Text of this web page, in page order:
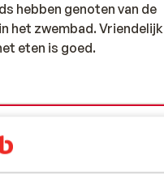
hebben genoten van de
het zwembad. Vriendelijk
eten is goed.
hebben genoten van de
het zwembad. Vriendelijk
eten is goed.